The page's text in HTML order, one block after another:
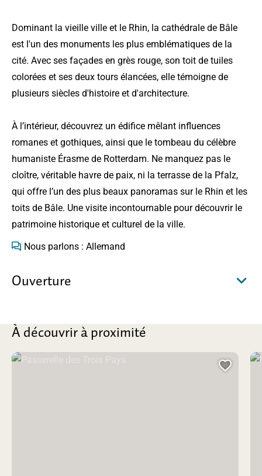
Dominant la vieille ville et le Rhin, la cathédrale de Bâle
est l'un des monuments les plus emblématiques de la
cité. Avec ses façades en grès rouge, son toit de tuiles
colorées et ses deux tours élancées, elle témoigne de
plusieurs siècles d'histoire et d'architecture.
À l’intérieur, découvrez un édifice mêlant influences
romanes et gothiques, ainsi que le tombeau du célèbre
humaniste Érasme de Rotterdam. Ne manquez pas le
cloître, véritable havre de paix, ni la terrasse de la Pfalz,
qui offre l’un des plus beaux panoramas sur le Rhin et les
toits de Bâle. Une visite incontournable pour découvrir le
patrimoine historique et culturel de la ville.
Nous parlons : Allemand
Ouverture
À découvrir à proximité
Passerelle des Trois Pays, © AAT Saint-Louis 3 Pays